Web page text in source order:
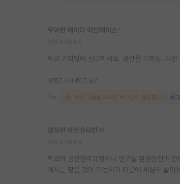
우아한 에이다 러브레이스
학교 기획팀에 신고하세요. 공간은 기획팀. 다
대댓글 1개 대댓글 쓰기
해당 댓글을 보려면 로그인이 필요합니다. 로
성실한 아인슈타인
학교의 공간관리규정이나 연구실 환경안전과
에서는 많은 것이 가능하기 때문에 세심히 살피